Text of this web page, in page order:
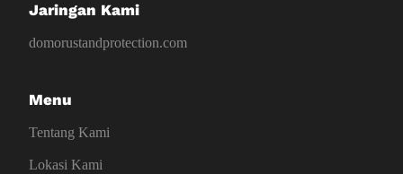
Jaringan Kami
domorustandprotection.com
Menu
Tentang Kami
Lokasi Kami